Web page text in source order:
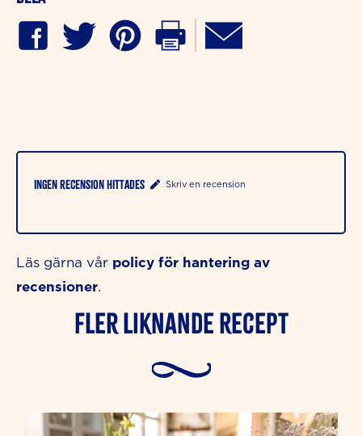
Ingen recension hittades Skriv en recension
Läs gärna vår policy för hantering av
recensioner.
Fler liknande Recept